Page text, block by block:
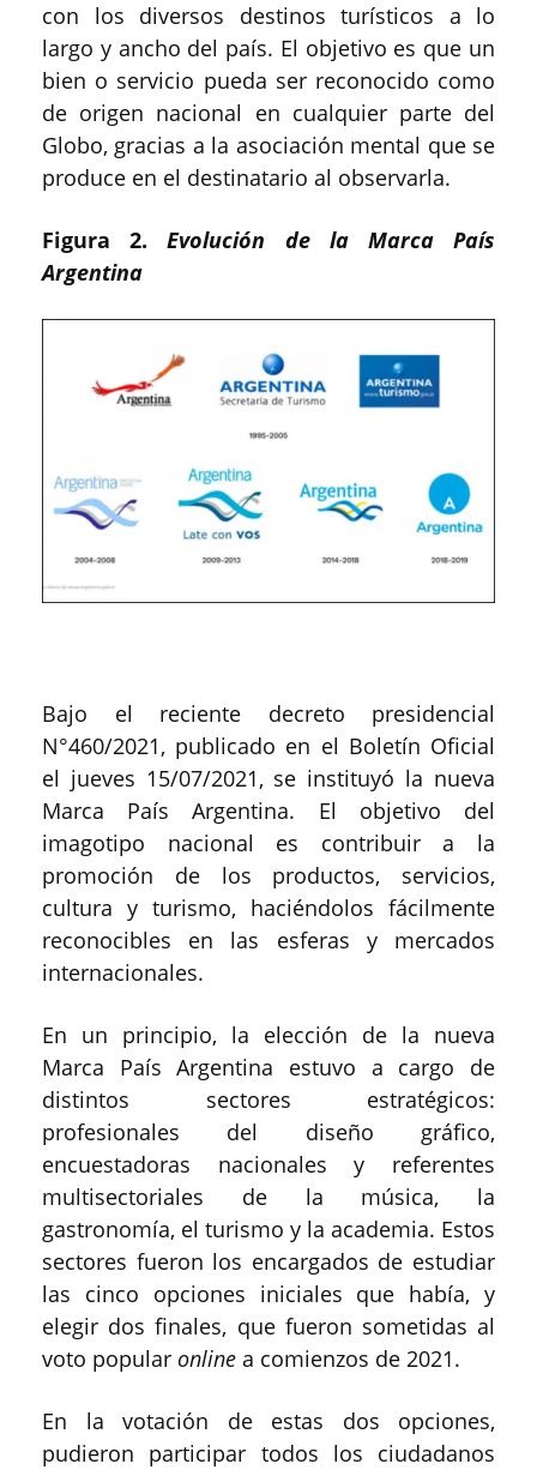
con los diversos destinos turísticos a lo
largo y ancho del país. El objetivo es que un
bien o servicio pueda ser reconocido como
de origen nacional en cualquier parte del
Globo, gracias a la asociación mental que se
produce en el destinatario al observarla.
Figura 2.Evolución de la Marca País
Argentina
Bajo el reciente decreto presidencial
N°460/2021, publicado en el Boletín Oficial
el jueves 15/07/2021, se instituyó la nueva
Marca País Argentina. El objetivo del
imagotipo nacional es contribuir a la
promoción de los productos, servicios,
cultura y turismo, haciéndolos fácilmente
reconocibles en las esferas y mercados
internacionales.
En un principio, la elección de la nueva
Marca País Argentina estuvo a cargo de
distintos sectores estratégicos:
profesionales del diseño gráfico,
encuestadoras nacionales y referentes
multisectoriales de la música, la
gastronomía, el turismo y la academia. Estos
sectores fueron los encargados de estudiar
las cinco opciones iniciales que había, y
elegir dos finales, que fueron sometidas al
voto popular online a comienzos de 2021.
En la votación de estas dos opciones,
pudieron participar todos los ciudadanos